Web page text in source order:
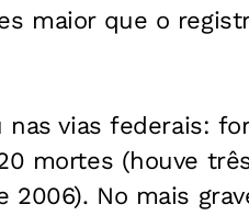
maior que o
vias federais:
mortes (houve
2006). No mais